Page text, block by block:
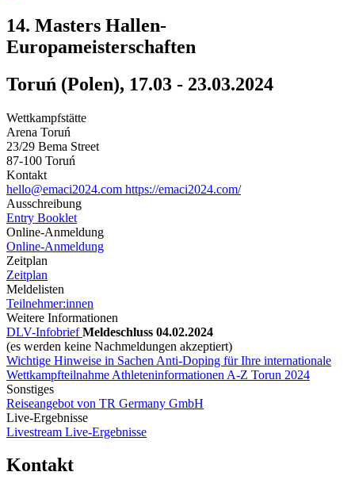
14. Masters Hallen-
Europameisterschaften
Toruń (Polen), 17.03 - 23.03.2024
Wettkampfstätte
Arena Toruń
23/29 Bema Street
87-100 Toruń
Kontakt
hello@emaci2024.com https://emaci2024.com/
Ausschreibung
Entry Booklet
Online-Anmeldung
Online-Anmeldung
Zeitplan
Zeitplan
Meldelisten
Teilnehmer:innen
Weitere Informationen
DLV-InfobriefMeldeschluss 04.02.2024
(es werden keine Nachmeldungen akzeptiert)
Wichtige Hinweise in Sachen Anti-Doping für Ihre internationale
Wettkampfteilnahme Athleteninformationen A-Z Torun 2024
Sonstiges
Reiseangebot von TR Germany GmbH
Live-Ergebnisse
Livestream Live-Ergebnisse
Kontakt